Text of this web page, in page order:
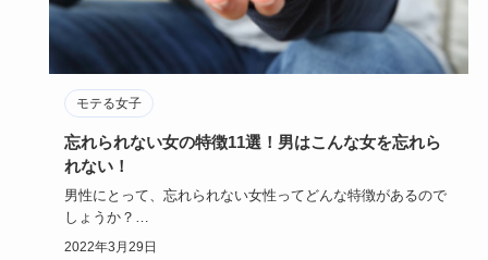
モテる女子
忘れられない女の特徴11選！男はこんな女を忘れら
れない！
男性にとって、忘れられない女性ってどんな特徴があるので
しょうか？
自分の意中の男性に、忘れられない女性がいたとしたら…
2022年3月29日